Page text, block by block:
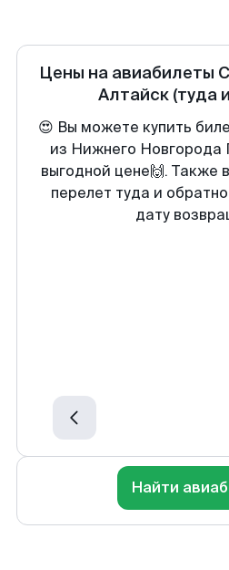
Цены на авиабилеты
Алтайск (туда
😍 Вы можете купить
из Нижнего Новгорода
выгодной цене🙌. Также
перелет туда и
дату
Найти